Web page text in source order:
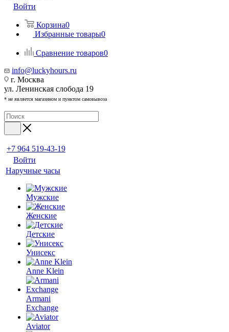
Войти
Корзина0
Избранные товары0
Сравнение товаров0
info@luckyhours.ru
г. Москва
ул. Ленинская слобода 19
* не является магазином и пунктом самовывоза
+7 964 519-43-19
Войти
Наручные часы
Мужские
Женские
Детские
Унисекс
Anne Klein
Armani
Exchange
Aviator